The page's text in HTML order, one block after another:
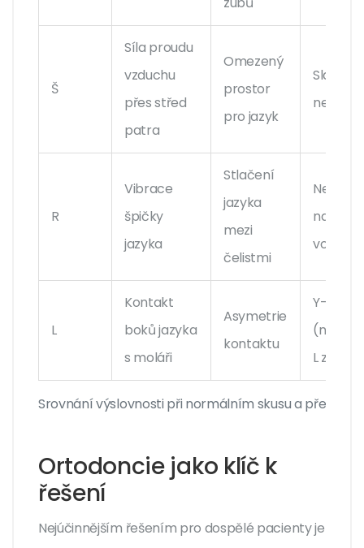
Srovnání výslovnosti při normálním skusu a předkusu
Š
Síla proudu
vzduchu
přes střed
patra
Omezený
prostor
pro jazyk
Slabý
R
Vibrace
špičky
jazyka
Stlačení
jazyka
mezi
čelistmi
vokály
L
Kontakt
boků jazyka
s moláři
Asymetrie
kontaktu
Y-ismus
L za Y)
Ortodoncie jako klíč k
řešení
Nejúčinnějším řešením pro dospělé pacienty je